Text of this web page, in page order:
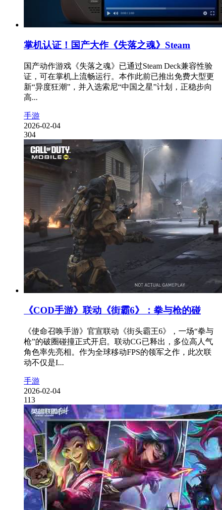
掌机认证！国产大作《失落之魂》Steam
国产动作游戏《失落之魂》已通过Steam Deck兼容性验
证，可在掌机上流畅运行。本作此前已推出免费大型更
新“异度狂潮”，并入选索尼“中国之星”计划，正稳步向
高...
手游
2026-02-04
304
《COD手游》联动《街霸6》：拳与枪的碰
《使命召唤手游》官宣联动《街头霸王6》，一场“拳与
枪”的破圈碰撞正式开启。联动CG已释出，多位高人气
角色率先亮相。作为全球移动FPS的领军之作，此次联
动不仅是I...
手游
2026-02-04
113